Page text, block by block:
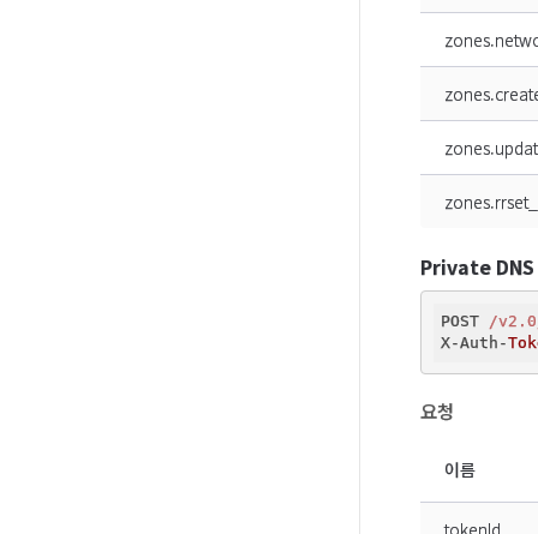
Private DNS
POST /
X-Auth-
요청
이름